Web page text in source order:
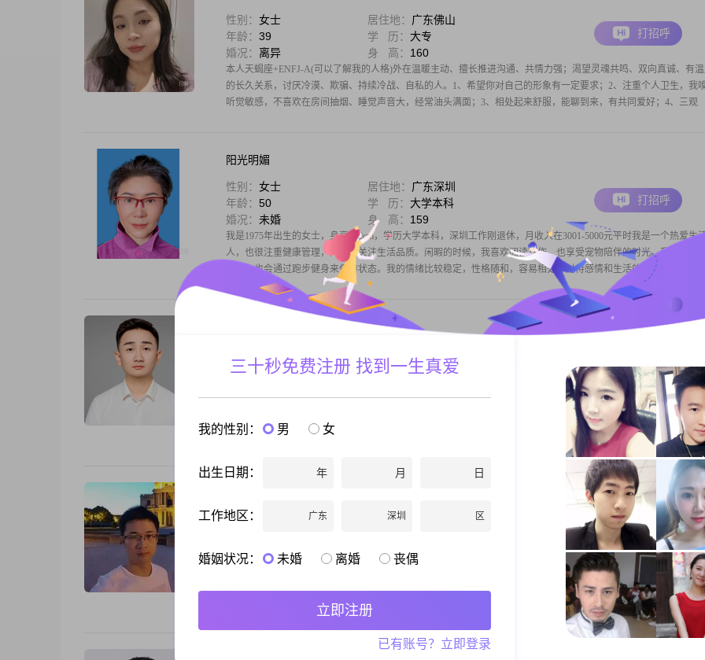
性别： 女士 居住地： 广东佛山
年龄： 39 学 历： 大专
婚况： 离异 身 高： 160
本人天蝎座+ENFJ-A(可以了解我的人格)外在温暖主动、擅长推进沟通、共情力强；渴望灵魂共鸣、双向真诚、有
的长久关系，讨厌冷漠、欺骗、持续冷战、自私的人。1、希望你对自己的形象有一定要求；2、注重个人卫生，我
听觉敏感，不喜欢在房间抽烟、睡觉声音大，经常油头满面；3、相处起来舒服，能聊到来，有共同爱好；4、三观
打招呼
阳光明媚
性别： 女士 居住地： 广东深圳
年龄： 50 学 历： 大学本科
婚况： 未婚 身 高： 159
我是1975年出生的女士，身高159cm，学历大学本科，深圳工作刚退休，月收入在3001-5000元平时我是一个热爱生活
人，也很注重健康管理，同时会关注生活品质。闲暇的时候，我喜欢阅读写作，也享受宠物陪伴的时光。我还喜欢骑
郊游，也会通过跑步健身来保持状态。我的情绪比较稳定，性格随和，容易相处，对待感情和生活的态度是
打招呼
年龄：34 月 薪：50000元以上
请先看下基础资料，谢谢！个人有点：少许洁癖 不话唠个人爱好：国漫（不痴迷） 美式 健身 听书行业：财险咨询
重金，不探讨）收入税后：A7请注意话题的边界感，不太喜欢语言博弈，但尊重每个人的观点！本人无任何贷款 ，
病 ，无不良嗜好，及其他违规违法！
打招呼
性别： 居住地：
婚况：
离异 身 高：180
打招呼
三十秒免费注册 找到一生真爱
我的性别： 男 女
出生日期： 年 月 日
工作地区： 广东 深圳 区
婚姻状况： 未婚 离婚 丧偶
立即注册
已有账号？立即登录